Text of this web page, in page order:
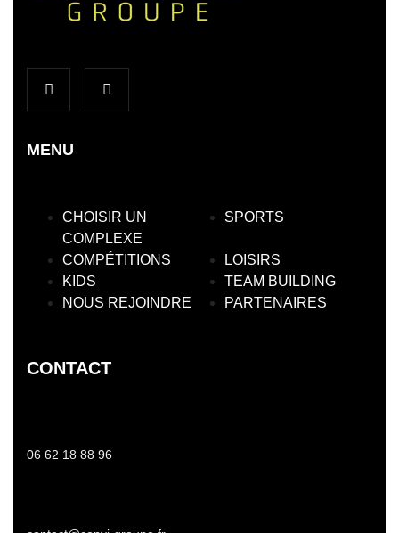
MENU
CHOISIR UN
COMPLEXE
SPORTS
COMPÉTITIONS
LOISIRS
KIDS
TEAM BUILDING
NOUS REJOINDRE
PARTENAIRES
CONTACT
06 62 18 88 96